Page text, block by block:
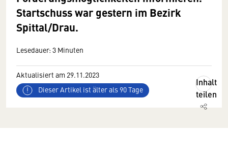
Startschuss war gestern im Bezirk
Spittal/Drau.
Lesedauer: 3 Minuten
Aktualisiert am 29.11.2023
Dieser Artikel ist älter als 90 Tage
Inhalt
teilen